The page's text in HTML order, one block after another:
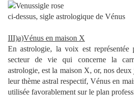
ci-dessus, sigle astrologique de Vénus
III)a)Vénus en maison X
En astrologie, la voix est
secteur de vie qui concerne la
astrologie, est la maison X, or, nos
leur thème astral respectif, Vénus en
utilisée favorablement sur le plan